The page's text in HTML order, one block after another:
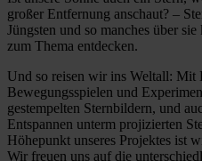
großer Entfernung anschaut? –
Jüngsten und so manches über
zum Thema entdecken.
Und so reisen wir ins Weltall: Mit
Bewegungsspielen und
gestempelten Sternbildern, und
Entspannen unterm projizierten
Höhepunkt unseres Projektes ist
Wir freuen uns auf die